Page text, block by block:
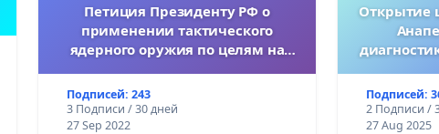
Петиция Президенту РФ о
применении тактического
ядерного оружия по целям на
Подписей: 243
3 Подписи / 30 дней
27 Sep 2022
Открытие
Подписей:
2 Подписи /
27 Aug 2025